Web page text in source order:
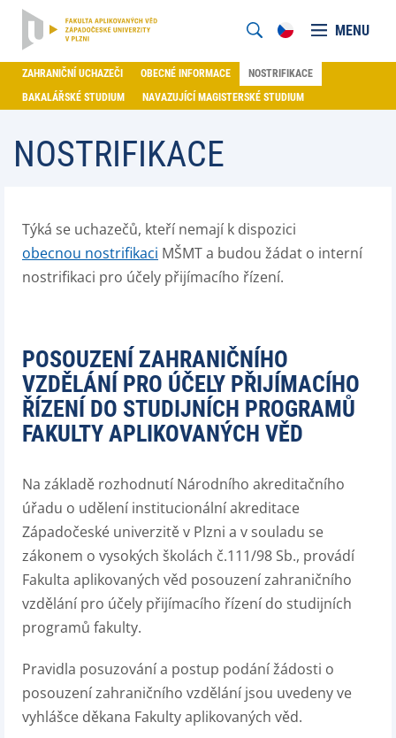
MENU
ZAHRANIČNÍ UCHAZEČI OBECNÉ INFORMACE
NOSTRIFIKACE
BAKALÁŘSKÉ STUDIUM
NAVAZUJÍCÍ MAGISTERSKÉ STUDIUM
NOSTRIFIKACE
Týká se uchazečů, kteří nemají k dispozici
obecnou nostrifikaci MŠMT a budou žádat o interní
nostrifikaci pro účely přijímacího řízení.
POSOUZENÍ ZAHRANIČNÍHO
VZDĚLÁNÍ PRO ÚČELY PŘIJÍMACÍHO
ŘÍZENÍ DO STUDIJNÍCH PROGRAMŮ
FAKULTY APLIKOVANÝCH VĚD
Na základě rozhodnutí Národního akreditačního
úřadu o udělení institucionální akreditace
Západočeské univerzitě v Plzni a v souladu se
zákonem o vysokých školách č.111/98 Sb., provádí
Fakulta aplikovaných věd posouzení zahraničního
vzdělání pro účely přijímacího řízení do studijních
programů fakulty.
Pravidla posuzování a postup podání žádosti o
posouzení zahraničního vzdělání jsou uvedeny ve
vyhlášce děkana Fakulty aplikovaných věd.